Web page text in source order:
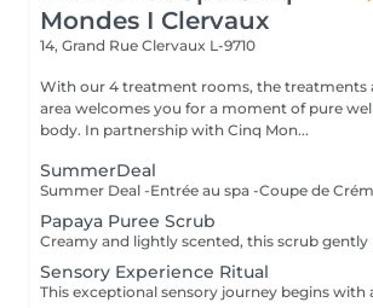
Mondes I Clervaux
14, Grand Rue Clervaux L-9710
With our 4 treatment rooms, the treatments
area welcomes you for a moment of pure
body. In partnership with Cinq Mon...
SummerDeal
Papaya Puree Scrub
Sensory Experience Ritual